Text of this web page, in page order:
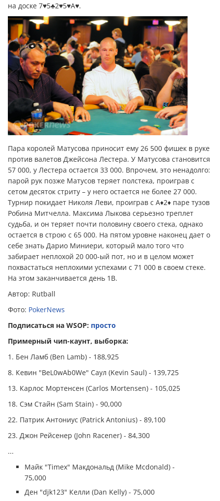
на доске 7♥5♣2♥5♥A♥.
Пара королей Матусова приносит ему 26 500 фишек в руке
против валетов Джейсона Лестера. У Матусова становится
57 000, у Лестера остается 33 000. Впрочем, это ненадолго:
парой рук позже Матусов теряет полстека, проиграв с
сетом десяток стриту – у него остается не более 27 000.
Турнир покидает Николя Леви, проиграв с A♦2♦ паре тузов
Робина Митчелла. Максима Лыкова серьезно треплет
судьба, и он теряет почти половину своего стека, однако
остается в строю с 65 000. На пятом уровне наконец дает о
себе знать Дарио Миниери, который мало того что
забирает неплохой 20 000-ый пот, но и в целом может
похвастаться неплохими успехами с 71 000 в своем стеке.
На этом заканчивается день 1B.
Автор: Rutball
Фото: PokerNews
Подписаться на WSOP: просто
Примерный чип-каунт, выборка:
1. Бен Ламб (Ben Lamb) - 188,925
8. Кевин "BeL0wAb0We" Саул (Kevin Saul) - 139,725
13. Карлос Мортенсен (Carlos Mortensen) - 105,025
18. Сэм Стайн (Sam Stain) - 90,000
22. Патрик Антониус (Patrick Antonius) - 89,100
23. Джон Рейсенер (John Racener) - 84,300
...
Майк "Timex" Макдональд (Mike Mcdonald) -
75,000
Ден "djk123" Келли (Dan Kelly) - 75,000